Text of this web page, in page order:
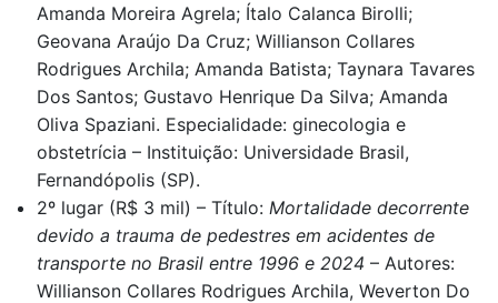
Amanda Moreira Agrela; Ítalo Calanca Birolli;
Geovana Araújo Da Cruz; Willianson Collares
Rodrigues Archila; Amanda Batista; Taynara Tavares
Dos Santos; Gustavo Henrique Da Silva; Amanda
Oliva Spaziani. Especialidade: ginecologia e
obstetrícia – Instituição: Universidade Brasil,
Fernandópolis (SP).
2º lugar (R$ 3 mil) – Título: Mortalidade decorrente
devido a trauma de pedestres em acidentes de
transporte no Brasil entre 1996 e 2024 – Autores:
Willianson Collares Rodrigues Archila, Weverton Do